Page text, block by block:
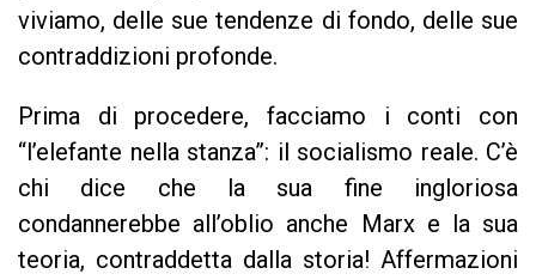
viviamo, delle sue tendenze di fondo, delle sue
contraddizioni profonde.
Prima di procedere, facciamo i conti con
“l’elefante nella stanza”: il socialismo reale. C’è
chi dice che la sua fine ingloriosa
condannerebbe all’oblio anche Marx e la sua
teoria, contraddetta dalla storia! Affermazioni